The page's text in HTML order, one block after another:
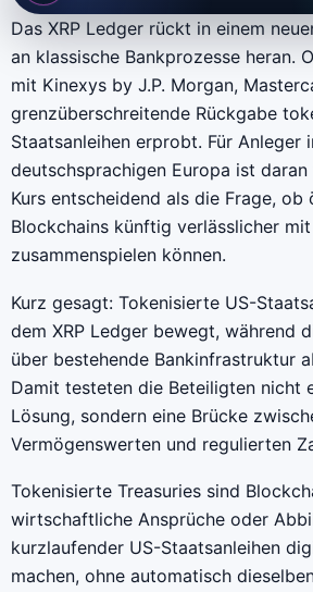
Das XRP Ledger rückt in einem
an klassische Bankprozesse heran.
mit Kinexys by J.P. Morgan,
grenzüberschreitende Rückgabe
Staatsanleihen erprobt. Für Anleger
deutschsprachigen Europa ist daran
Kurs entscheidend als die Frage, ob
Blockchains künftig verlässlicher
zusammenspielen können.
Kurz gesagt: Tokenisierte US-
dem XRP Ledger bewegt, während
über bestehende Bankinfrastruktur
Damit testeten die Beteiligten nicht
Lösung, sondern eine Brücke
Vermögenswerten und regulierten
Tokenisierte Treasuries sind
wirtschaftliche Ansprüche oder
kurzlaufender US-Staatsanleihen
machen, ohne automatisch